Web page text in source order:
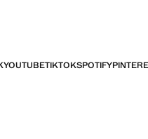
YOUTUBETIKTOKSPOTIFY